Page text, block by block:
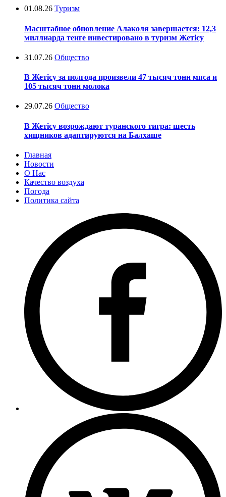
01.08.26 Туризм
Масштабное обновление Алаколя завершается: 12,3
миллиарда тенге инвестировано в туризм Жетісу
31.07.26 Общество
В Жетісу за полгода произвели 47 тысяч тонн мяса и
105 тысяч тонн молока
29.07.26 Общество
В Жетісу возрождают туранского тигра: шесть
хищников адаптируются на Балхаше
Главная
Новости
О Нас
Качество воздуха
Погода
Политика сайта